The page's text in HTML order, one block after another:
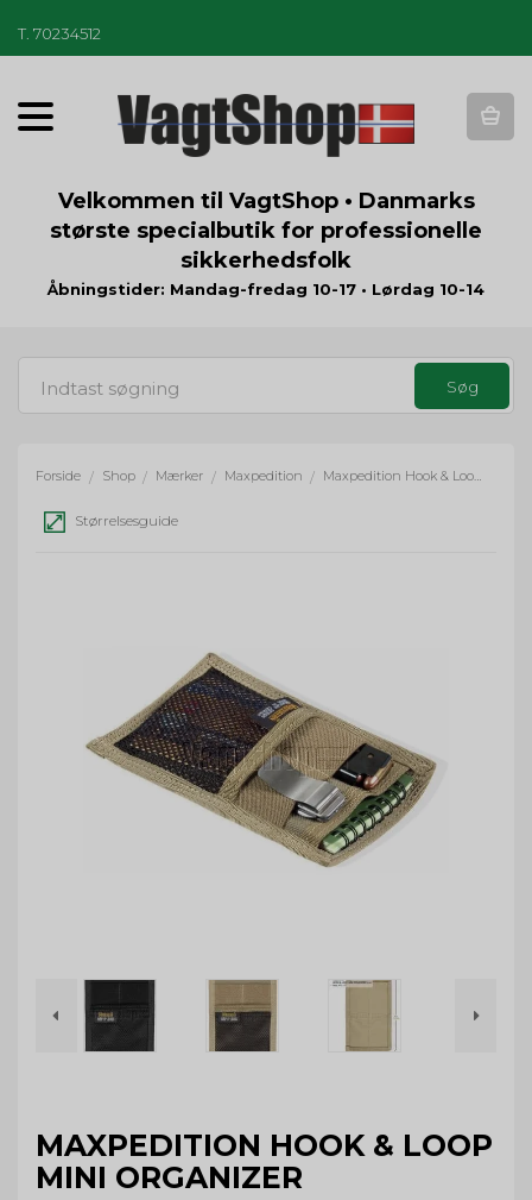
T 70234512
T
o
g
a
t
n
Velkommen til VagtShop • Danmarks
største specialbutik for professionelle
sikkerhedsfolk
Åbningstider: Mandag-fredag 10-17 • Lørdag 10-14
Forside / Shop / Mærker / Maxpedition / Maxpedition Hook & Loop Mini Organizer
Størrelsesguide
MAXPEDITION HOOK & LOOP
MINI ORGANIZER